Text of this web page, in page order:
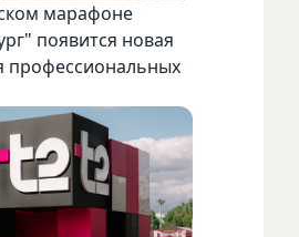
марафоне
появится новая
профессиональных